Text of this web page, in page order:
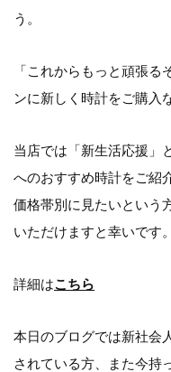
う。
「これからもっと頑張
ンに新しく時計をご購入
当店では「新生活応援」
へのおすすめ時計をご紹
価格帯別に見たいという
いただけますと幸いです。
詳細はこちら
本日のブログでは新社会
されている方、また今持